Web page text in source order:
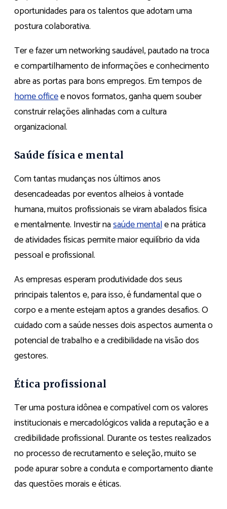
oportunidades para os talentos que adotam uma
postura colaborativa.
Ter e fazer um networking saudável, pautado na troca
e compartilhamento de informações e conhecimento
abre as portas para bons empregos. Em tempos de
home officee novos formatos, ganha quem souber
construir relações alinhadas com a cultura
organizacional.
Saúde física e mental
Com tantas mudanças nos últimos anos
desencadeadas por eventos alheios à vontade
humana, muitos profissionais se viram abalados física
e mentalmente. Investir nasaúde mentale na prática
de atividades físicas permite maior equilíbrio da vida
pessoal e profissional.
As empresas esperam produtividade dos seus
principais talentos e, para isso, é fundamental que o
corpo e a mente estejam aptos a grandes desafios. O
cuidado com a saúde nesses dois aspectos aumenta o
potencial de trabalho e a credibilidade na visão dos
gestores.
Ética profissional
Ter uma postura idônea e compatível com os valores
institucionais e mercadológicos valida a reputação e a
credibilidade profissional. Durante os testes realizados
no processo de recrutamento e seleção, muito se
pode apurar sobre a conduta e comportamento diante
das questões morais e éticas.